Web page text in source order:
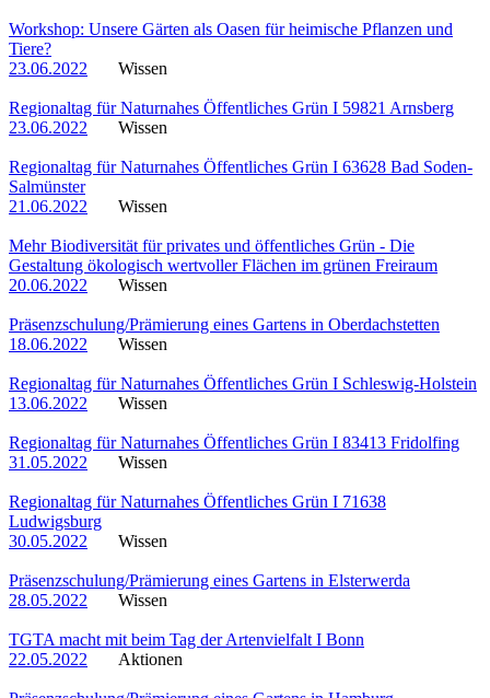
Workshop: Unsere Gärten als Oasen für heimische Pflanzen und
Tiere?
23.06.2022
Wissen
Regionaltag für Naturnahes Öffentliches Grün I 59821 Arnsberg
23.06.2022
Wissen
Regionaltag für Naturnahes Öffentliches Grün I 63628 Bad Soden-
Salmünster
21.06.2022
Wissen
Mehr Biodiversität für privates und öffentliches Grün - Die
Gestaltung ökologisch wertvoller Flächen im grünen Freiraum
20.06.2022
Wissen
Präsenzschulung/Prämierung eines Gartens in Oberdachstetten
18.06.2022
Wissen
Regionaltag für Naturnahes Öffentliches Grün I Schleswig-Holstein
13.06.2022
Wissen
Regionaltag für Naturnahes Öffentliches Grün I 83413 Fridolfing
31.05.2022
Wissen
Regionaltag für Naturnahes Öffentliches Grün I 71638
Ludwigsburg
30.05.2022
Wissen
Präsenzschulung/Prämierung eines Gartens in Elsterwerda
28.05.2022
Wissen
TGTA macht mit beim Tag der Artenvielfalt I Bonn
22.05.2022
Aktionen